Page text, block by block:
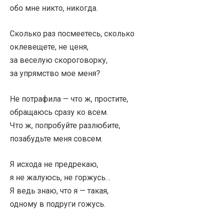
обо мне никто, никогда.
Сколько раз посмеетесь, сколько
оклевещете, не ценя,
за веселую скороговорку,
за упрямство мое меня?
Не потрафила — что ж, простите,
обращаюсь сразу ко всем.
Что ж, попробуйте разлюбите,
позабудьте меня совсем.
Я исхода не предрекаю,
я не жалуюсь, не горжусь…
Я ведь знаю, что я — такая,
одному в подруги гожусь.